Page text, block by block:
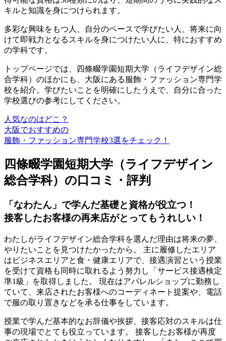
キルと知識を身につけられます。
多彩な興味をもつ人、自分のペースで学びたい人、将来に向
けて即戦力となるスキルを身につけたい人に、特におすすめ
の学科です。
トップページでは、四條畷学園短期大学（ライフデザイン総
合学科）のほかにも、大阪にある服飾・ファッション専門学
校を紹介。学びたいことを明確にしたうえで、自分に合った
学校選びの参考にしてください。
人気なのはどこ？
大阪でおすすめの
服飾・ファッション専門学校3選をチェック！
四條畷学園短期大学（ライフデザイン
総合学科）の口コミ・評判
「なわたん」で学んだ基礎と資格が役立つ！
接客したお客様の再来店がとってもうれしい！
わたしがライフデザイン総合学科を選んだ理由は将来の夢、
やりたいことを見つけたかったから。 主に履修したエリア
はビジネスエリアと食・健康エリアで、接遇演習という授業
を受けて資格も同時に取れるよう努力し「サービス接遇検定
準1級」を取得しました。
現在はアパレルショップに勤務し
ていて、来店されたお客様へのコーディネート提案や、電話
で服の取り置きなどを承る仕事をしています。
授業で学んだ基本的なお辞儀や挨拶、接客応対のスキルは仕
事の現場でとても役立っています。 接客したお客様が再度